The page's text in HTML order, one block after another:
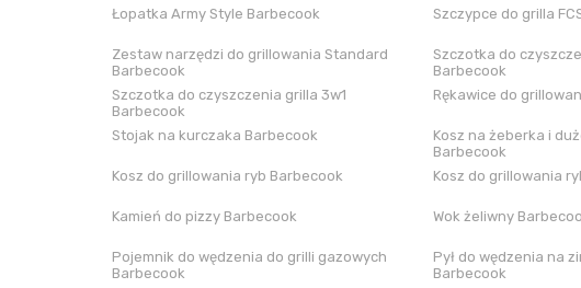
Łopatka Army Style Barbecook Szczypce do grilla
Zestaw narzędzi do grillowania Standard
Barbecook
Szczotka do
Barbecook
Szczotka do czyszczenia grilla 3w1
Barbecook
Rękawice do
Stojak na kurczaka Barbecook
Kosz na żeberka i
Barbecook
Kosz do grillowania ryb Barbecook Kosz do grillowania
Kamień do pizzy Barbecook Wok żeliwny
Pojemnik do wędzenia do grilli gazowych
Barbecook
Pył do wędzenia na
Barbecook